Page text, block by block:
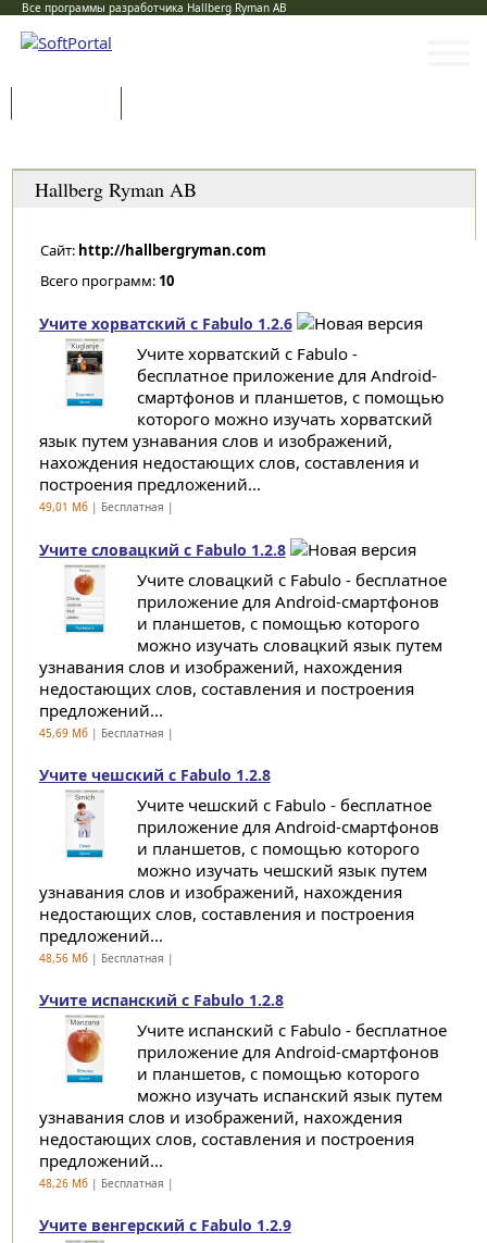
Все программы разработчика Hallberg Ryman AB
Hallberg Ryman AB
Сайт: http://hallbergryman.com
Всего программ: 10
Учите хорватский с Fabulo 1.2.6
Учите хорватский с Fabulo -
бесплатное приложение для Android-
смартфонов и планшетов, с помощью
которого можно изучать хорватский
язык путем узнавания слов и изображений,
нахождения недостающих слов, составления и
построения предложений...
49,01 Мб| Бесплатная |
Учите словацкий с Fabulo 1.2.8
Учите словацкий с Fabulo - бесплатное
приложение для Android-смартфонов
и планшетов, с помощью которого
можно изучать словацкий язык путем
узнавания слов и изображений, нахождения
недостающих слов, составления и построения
предложений...
45,69 Мб| Бесплатная |
Учите чешский с Fabulo 1.2.8
Учите чешский с Fabulo - бесплатное
приложение для Android-смартфонов
и планшетов, с помощью которого
можно изучать чешский язык путем
узнавания слов и изображений, нахождения
недостающих слов, составления и построения
предложений...
48,56 Мб| Бесплатная |
Учите испанский с Fabulo 1.2.8
Учите испанский с Fabulo - бесплатное
приложение для Android-смартфонов
и планшетов, с помощью которого
можно изучать испанский язык путем
узнавания слов и изображений, нахождения
недостающих слов, составления и построения
предложений...
48,26 Мб| Бесплатная |
Учите венгерский с Fabulo 1.2.9